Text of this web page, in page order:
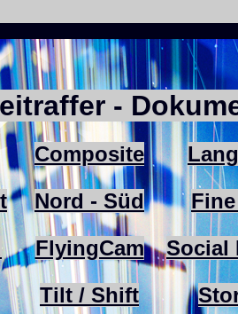
-
Composite
Nord - Süd
FlyingCam Social
Tilt / Shift